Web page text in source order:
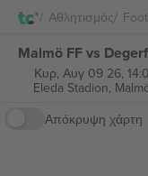
Αθλητισμός
Κυρ, Αυγ 09 26,
Eleda Stadion,
Απόκρυψη χάρτη